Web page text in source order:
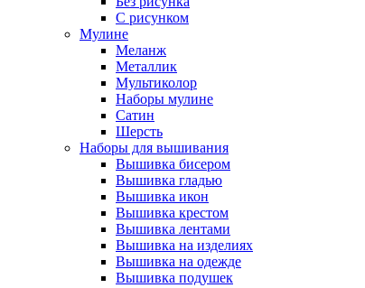
С рисунком
Мулине
Меланж
Металлик
Мультиколор
Наборы мулине
Сатин
Шерсть
Наборы для вышивания
Вышивка бисером
Вышивка гладью
Вышивка икон
Вышивка крестом
Вышивка лентами
Вышивка на изделиях
Вышивка на одежде
Вышивка подушек